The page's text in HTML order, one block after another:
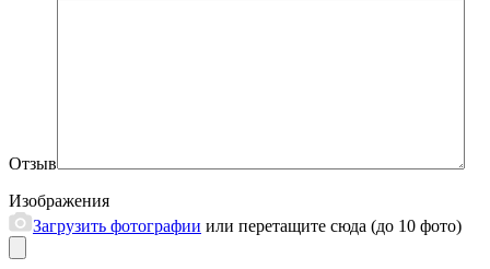
Отзыв
Изображения
Загрузить фотографии или перетащите сюда (до 10 фото)